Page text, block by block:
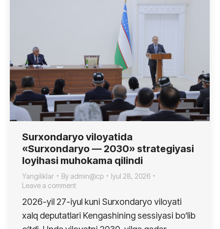
Surxondaryo viloyatida
«Surxondaryo — 2030» strategiyasi
loyihasi muhokama qilindi
Yangiliklar By admin@cp
Iyul 28, 2026
Leave a comment
2026-yil 27-iyul kuni Surxondaryo viloyati
xalq deputatlari Kengashining sessiyasi bo‘lib